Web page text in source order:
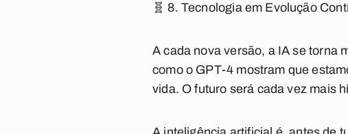
🧬 8. Tecnologia em Evolução
A cada nova versão, a IA se torna
como o GPT-4 mostram que
vida. O futuro será cada vez mais